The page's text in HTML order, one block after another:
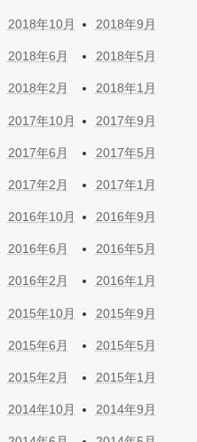
2018年10月 2018年9月
2018年6月 2018年5月
2018年2月 2018年1月
2017年10月 2017年9月
2017年6月 2017年5月
2017年2月 2017年1月
2016年10月 2016年9月
2016年6月 2016年5月
2016年2月 2016年1月
2015年10月 2015年9月
2015年6月 2015年5月
2015年2月 2015年1月
2014年10月 2014年9月